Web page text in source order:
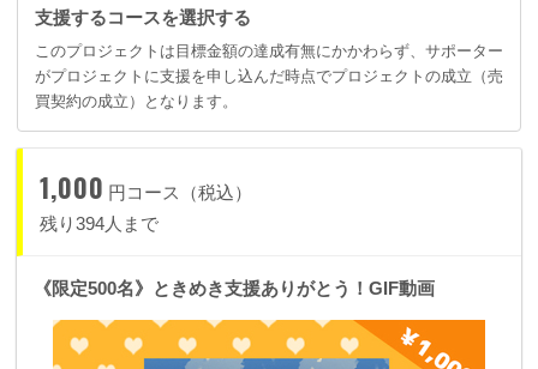
支援するコースを選択する
このプロジェクトは目標金額の達成有無にかかわらず、サポーター
がプロジェクトに支援を申し込んだ時点でプロジェクトの成立（売
買契約の成立）となります。
1,000 円コース（税込）
残り394人まで
《限定500名》ときめき支援ありがとう！GIF動画